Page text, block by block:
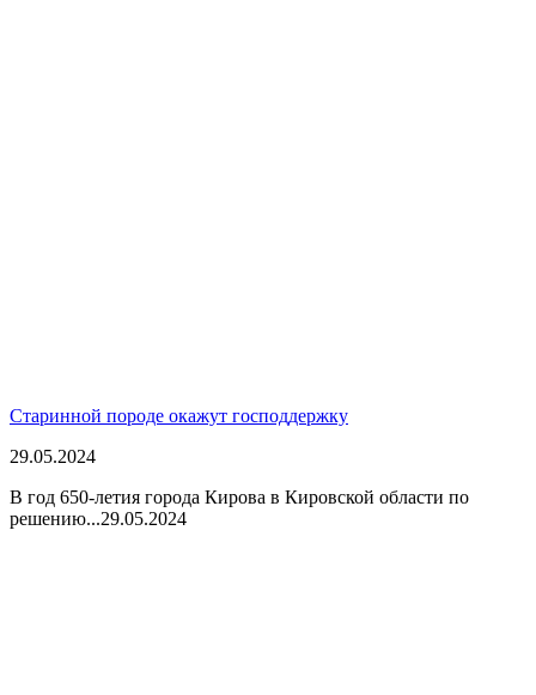
Старинной породе окажут господдержку
29.05.2024
В год 650-летия города Кирова в Кировской области по
решению...29.05.2024